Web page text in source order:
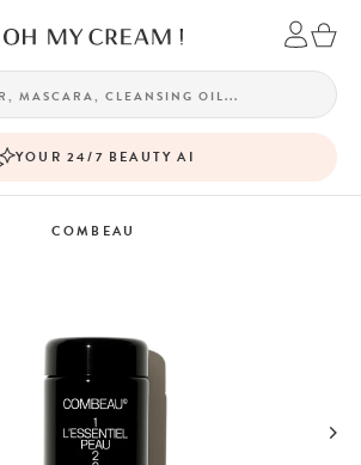
YOUR 24/7 BEAUTY AI
COMBEAU